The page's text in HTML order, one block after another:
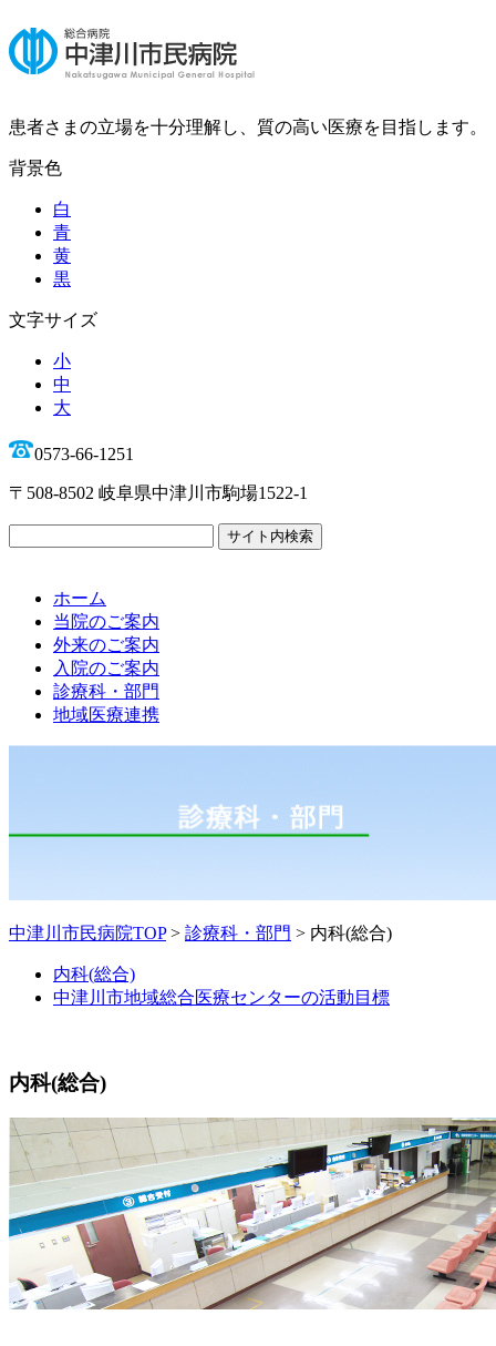
患者さまの立場を十分理解し、質の高い医療を目指します。
背景色
白
青
黄
黒
文字サイズ
小
中
大
0573-66-1251
〒508-8502 岐阜県中津川市駒場1522-1
ホーム
当院のご案内
外来のご案内
入院のご案内
診療科・部門
地域医療連携
中津川市民病院TOP> 診療科・部門 > 内科(総合)
内科(総合)
中津川市地域総合医療センターの活動目標
内科(総合)